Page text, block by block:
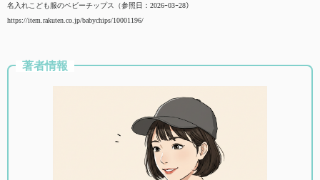
名入れこども服のベビーチップス（参照日：2026ｰ03ｰ28）
https://item.rakuten.co.jp/babychips/10001196/
著者情報